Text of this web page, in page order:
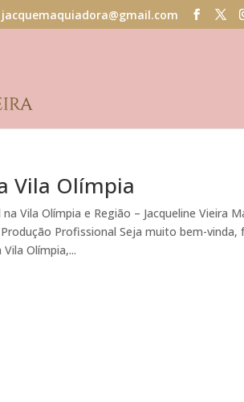
jacquemaquiadora@gmail.com
Vila Olímpia
Vila Olímpia e Região – Jacqueline Vieira
Profissional Seja muito bem-
Olímpia,...